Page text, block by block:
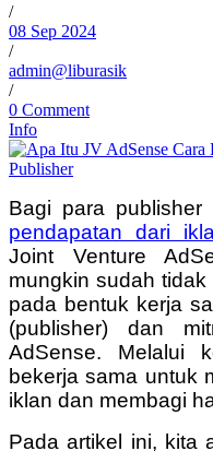
/
08 Sep 2024
/
admin@liburasik
/
0 Comment
Info
Bagi para publisher
pendapatan dari
Joint Venture
mungkin sudah
pada bentuk kerja
(publisher) dan
AdSense. Melalui
bekerja sama untuk
iklan dan membagi
Pada artikel ini, kita